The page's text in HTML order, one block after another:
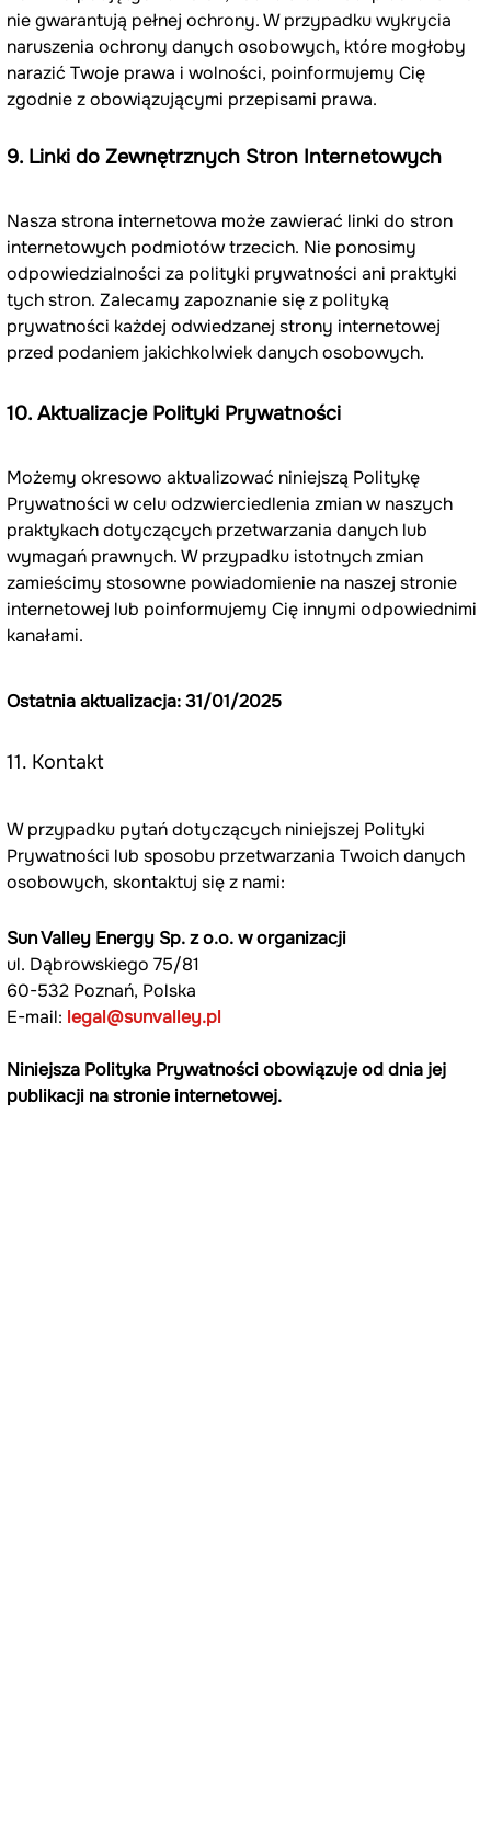
nie gwarantują pełnej ochrony. W przypadku wykrycia
naruszenia ochrony danych osobowych, które mogłoby
narazić Twoje prawa i wolności, poinformujemy Cię
zgodnie z obowiązującymi przepisami prawa.
9. Linki do Zewnętrznych Stron Internetowych
Nasza strona internetowa może zawierać linki do stron
internetowych podmiotów trzecich. Nie ponosimy
odpowiedzialności za polityki prywatności ani praktyki
tych stron. Zalecamy zapoznanie się z polityką
prywatności każdej odwiedzanej strony internetowej
przed podaniem jakichkolwiek danych osobowych.
10. Aktualizacje Polityki Prywatności
Możemy okresowo aktualizować niniejszą Politykę
Prywatności w celu odzwierciedlenia zmian w naszych
praktykach dotyczących przetwarzania danych lub
wymagań prawnych. W przypadku istotnych zmian
zamieścimy stosowne powiadomienie na naszej stronie
internetowej lub poinformujemy Cię innymi odpowiednimi
kanałami.
Ostatnia aktualizacja: 31/01/2025
11. Kontakt
W przypadku pytań dotyczących niniejszej Polityki
Prywatności lub sposobu przetwarzania Twoich danych
osobowych, skontaktuj się z nami:
Sun Valley Energy Sp. z o.o. w organizacji
ul. Dąbrowskiego 75/81
60-532 Poznań, Polska
E-mail: legal@sunvalley.pl
Niniejsza Polityka Prywatności obowiązuje od dnia jej
publikacji na stronie internetowej.